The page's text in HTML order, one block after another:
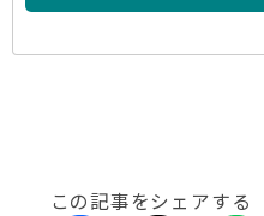
この記事をシェアする